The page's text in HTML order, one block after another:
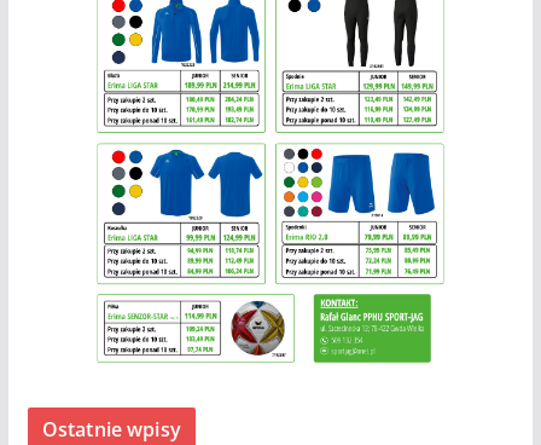
Ostatnie wpisy